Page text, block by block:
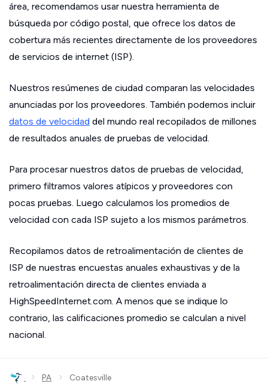
área, recomendamos usar nuestra herramienta de
búsqueda por código postal, que ofrece los datos de
cobertura más recientes directamente de los proveedores
de servicios de internet (ISP).
Nuestros resúmenes de ciudad comparan las velocidades
anunciadas por los proveedores. También podemos incluir
datos de velocidad del mundo real recopilados de millones
de resultados anuales de pruebas de velocidad.
Para procesar nuestros datos de pruebas de velocidad,
primero filtramos valores atípicos y proveedores con
pocas pruebas. Luego calculamos los promedios de
velocidad con cada ISP sujeto a los mismos parámetros.
Recopilamos datos de retroalimentación de clientes de
ISP de nuestras encuestas anuales exhaustivas y de la
retroalimentación directa de clientes enviada a
HighSpeedInternet.com. A menos que se indique lo
contrario, las calificaciones promedio se calculan a nivel
nacional.
› PA › Coatesville